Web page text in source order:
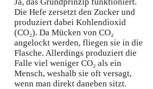
Die Hefe zersetzt den Zucker und
produziert dabei Kohlendioxid
(CO₂). Da Mücken von CO₂
angelockt werden, fliegen sie in die
Flasche. Allerdings produziert die
Falle viel weniger CO₂ als ein
Mensch, weshalb sie oft versagt,
wenn man direkt daneben sitzt.